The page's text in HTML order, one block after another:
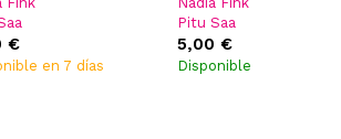
€
en 7 días
Pitu Saa
5,00 €
Disponible